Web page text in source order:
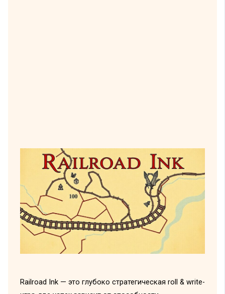
Railroad Ink — это глубоко стратегическая roll & write-